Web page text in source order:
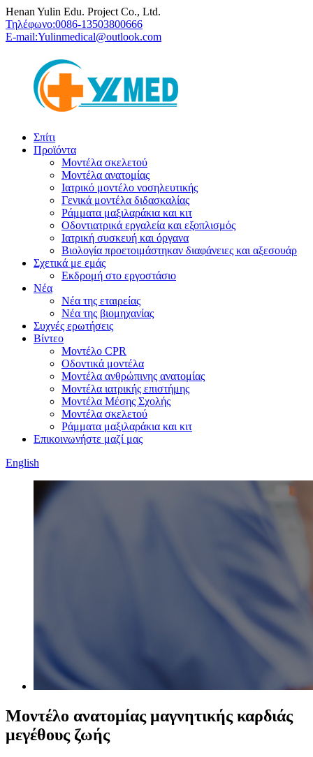
Henan Yulin Edu. Project Co., Ltd.
Τηλέφωνο:0086-13503800666
E-mail:Yulinmedical@outlook.com
Σπίτι
Προϊόντα
Μοντέλα σκελετού
Μοντέλα ανατομίας
Ιατρικό μοντέλο νοσηλευτικής
Γενικά μοντέλα διδασκαλίας
Ράμματα μαξιλαράκια και κιτ
Οδοντιατρικά εργαλεία και εξοπλισμός
Ιατρική συσκευή και όργανα
Βιολογία προετοιμάστηκαν διαφάνειες και αξεσουάρ
Σχετικά με εμάς
Εκδρομή στο εργοστάσιο
Νέα
Νέα της εταιρείας
Νέα της βιομηχανίας
Συχνές ερωτήσεις
Βίντεο
Μοντέλο CPR
Οδοντικά μοντέλα
Μοντέλα ανθρώπινης ανατομίας
Μοντέλα ιατρικής επιστήμης
Μοντέλα Μέσης Σχολής
Μοντέλα σκελετού
Ράμματα μαξιλαράκια και κιτ
Επικοινωνήστε μαζί μας
English
Μοντέλο ανατομίας μαγνητικής καρδιάς
μεγέθους ζωής